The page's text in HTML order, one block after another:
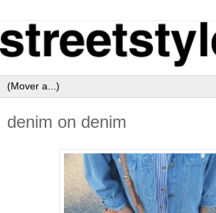
denim on denim